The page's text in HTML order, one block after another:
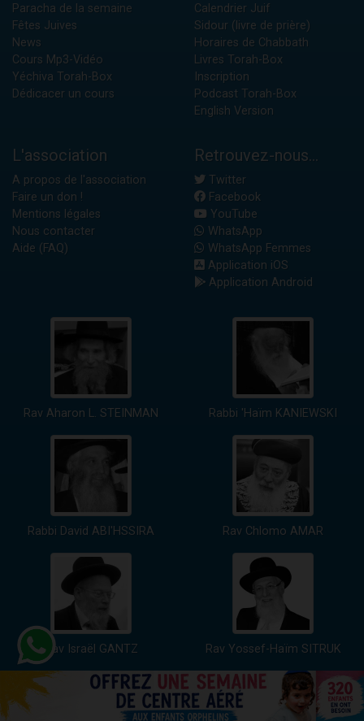
Paracha de la semaine
Fêtes Juives
News
Cours Mp3-Vidéo
Yéchiva Torah-Box
Dédicacer un cours
Calendrier Juif
Sidour (livre de prière)
Horaires de Chabbath
Livres Torah-Box
Inscription
Podcast Torah-Box
English Version
L'association
A propos de l'association
Faire un don !
Mentions légales
Nous contacter
Aide (FAQ)
Retrouvez-nous...
Twitter
Facebook
YouTube
WhatsApp
WhatsApp Femmes
Application iOS
Application Android
Rav Aharon L. STEINMAN Rabbi 'Haïm KANIEWSKI
Rabbi David ABI'HSSIRA Rav Chlomo AMAR
Rav Israël GANTZ Rav Yossef-Haïm SITRUK